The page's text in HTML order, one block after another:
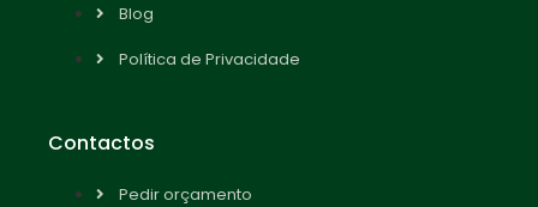
Blog
Política de Privacidade
Contactos
Pedir orçamento